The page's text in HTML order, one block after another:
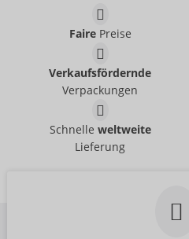
Cottelli BONDAGE- ORION Brand
26451491021
Cottelli BONDAGE - ORION Brand
FairePreise
Verkaufsfördernde
Verpackungen
Schnelle weltweite
Lieferung